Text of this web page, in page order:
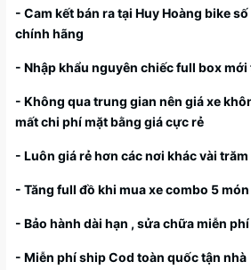
- Cam kết bán ra tại Huy Hoàng bike số
chính hãng
- Nhập khẩu nguyên chiếc full box mới
- Không qua trung gian nên giá xe
mất chi phí mặt bằng giá cực rẻ
- Luôn giá rẻ hơn các nơi khác vài
- Tăng full đồ khi mua xe combo 5 món
- Bảo hành dài hạn , sửa chữa miễn phí
- Miễn phí ship Cod toàn quốc tận nhà